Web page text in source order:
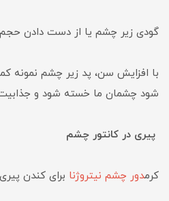
گودی زیر چشم یا از دست دادن
با افزایش سن، پد زیر چشم
شود چشمان ما خسته شود و
پیری در کانتور چشم
کرمدور چشم نیتروژنا برای کندن